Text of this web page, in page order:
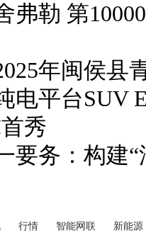
弗勒 第
年闽侯县
电平台SUV
秀
要务：构建
行情 智能网联 新能源